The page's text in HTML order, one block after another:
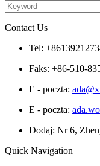
Contact Us
Tel:
Faks: +86-510-
E - poczta:
E - poczta:
Dodaj: Nr 6,
Quick Navigation